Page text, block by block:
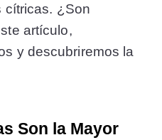
cítricas. ¿Son
artículo,
y descubriremos la
Son la Mayor